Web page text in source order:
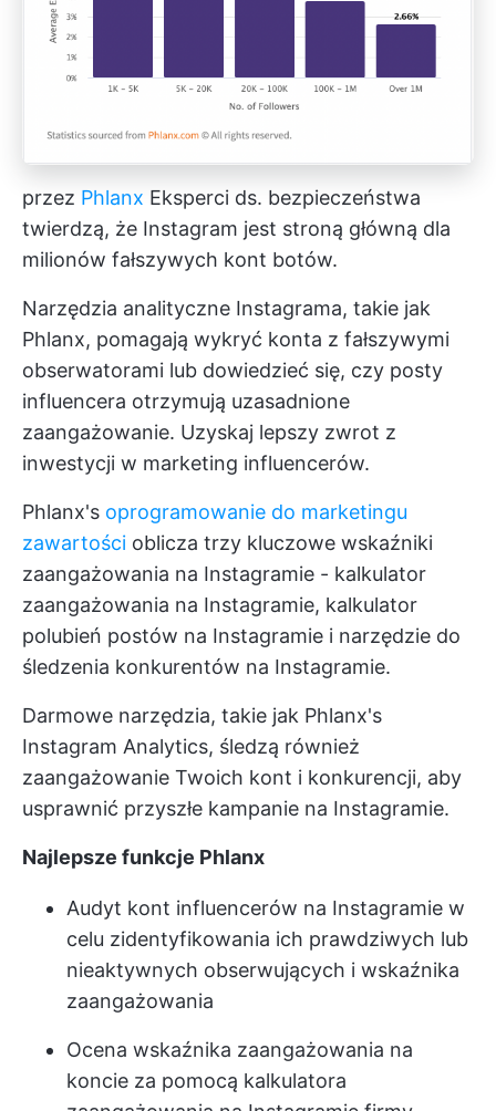
przez Phlanx Eksperci ds. bezpieczeństwa
twierdzą, że Instagram jest stroną główną dla
milionów fałszywych kont botów.
Narzędzia analityczne Instagrama, takie jak
Phlanx, pomagają wykryć konta z fałszywymi
obserwatorami lub dowiedzieć się, czy posty
influencera otrzymują uzasadnione
zaangażowanie. Uzyskaj lepszy zwrot z
inwestycji w marketing influencerów.
Phlanx's oprogramowanie do marketingu
zawartości oblicza trzy kluczowe wskaźniki
zaangażowania na Instagramie - kalkulator
zaangażowania na Instagramie, kalkulator
polubień postów na Instagramie i narzędzie do
śledzenia konkurentów na Instagramie.
Darmowe narzędzia, takie jak Phlanx's
Instagram Analytics, śledzą również
zaangażowanie Twoich kont i konkurencji, aby
usprawnić przyszłe kampanie na Instagramie.
Najlepsze funkcje Phlanx
Audyt kont influencerów na Instagramie w
celu zidentyfikowania ich prawdziwych lub
nieaktywnych obserwujących i wskaźnika
zaangażowania
Ocena wskaźnika zaangażowania na
koncie za pomocą kalkulatora